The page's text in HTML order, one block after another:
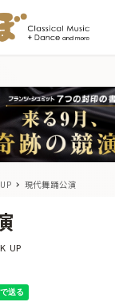
現代舞踊公演
ー
UP